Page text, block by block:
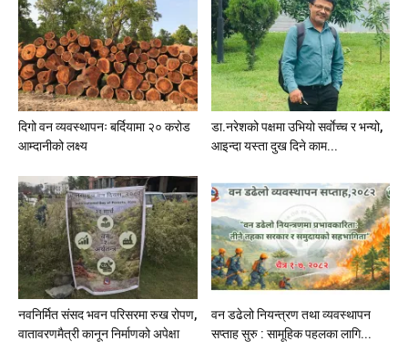
दिगो वन व्यवस्थापनः बर्दियामा २० करोड
आम्दानीको लक्ष्य
डा.नरेशको पक्षमा उभियो सर्वाेच्च र भन्यो,
आइन्दा यस्ता दुख दिने काम...
नवनिर्मित संसद भवन परिसरमा रुख रोपण,
वातावरणमैत्री कानून निर्माणको अपेक्षा
वन डढेलो नियन्त्रण तथा व्यवस्थापन
सप्ताह सुरु : सामूहिक पहलका लागि...